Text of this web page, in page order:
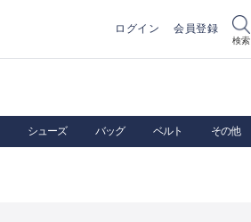
ログイン 会員登録
検索
シューズ バッグ ベルト その他